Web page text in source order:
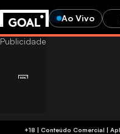
Ao Vivo
+18 | Conteúdo Comercial | Aplicam-se termos e condições | Jogue com